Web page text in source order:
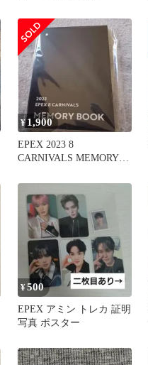
¥1,900
EPEX 2023 8
CARNIVALS MEMORY
¥500
EPEX アミン トレカ 証明
写真 ポスター